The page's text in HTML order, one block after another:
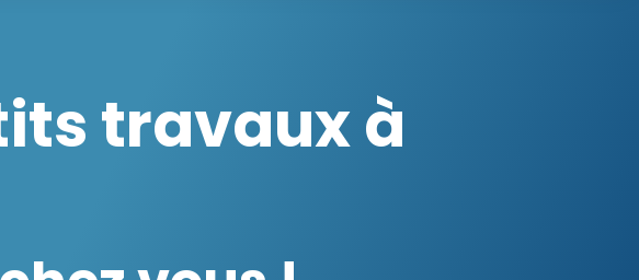
travaux à